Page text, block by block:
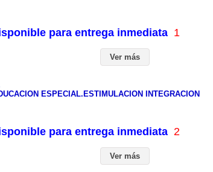
para entrega inmediata 1
Ver más
ESPECIAL.ESTIMULACION INTEGRACION
para entrega inmediata 2
Ver más